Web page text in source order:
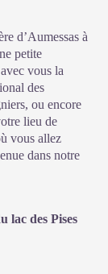
d’Aumessas à
petite
vous la
des
ou encore
lieu de
vous allez
dans notre
lac des Pises